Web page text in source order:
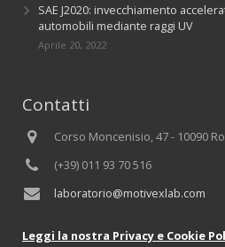
SAE J2020: invecchiamento
automobili mediante raggi UV
Aprile 20, 2022
Contatti
Corso Moncenisio, 47 - 10090
(+39) 011 93 70 516
laboratorio@motivexlab.com
Leggi la nostra Privacy e Cookie